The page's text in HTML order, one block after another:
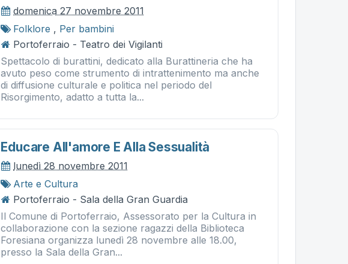
domenica 27 novembre 2011
Folklore , Per bambini
Portoferraio - Teatro dei Vigilanti
Spettacolo di burattini, dedicato alla Burattineria che ha
avuto peso come strumento di intrattenimento ma anche
di diffusione culturale e politica nel periodo del
Risorgimento, adatto a tutta la...
Educare All'amore E Alla Sessualità
lunedì 28 novembre 2011
Arte e Cultura
Portoferraio - Sala della Gran Guardia
Il Comune di Portoferraio, Assessorato per la Cultura in
collaborazione con la sezione ragazzi della Biblioteca
Foresiana organizza lunedì 28 novembre alle 18.00,
presso la Sala della Gran...